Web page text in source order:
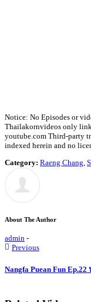
Notice: No Episodes or
Thailakornvideos only link
youtube.com Third-party
indexed herein and no
Category: Raeng Chang,
About The Author
admin -
Previous
Nangfa Puean Fun